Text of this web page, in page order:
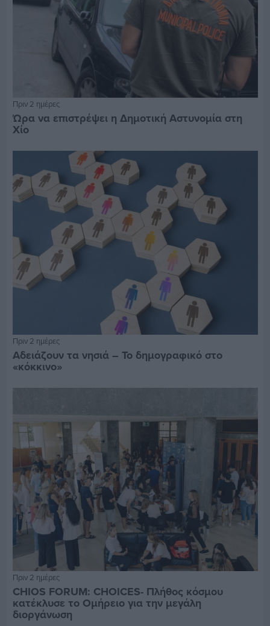
Πριν 2 ημέρες
Ώρα να επιστρέψει η Δημοτική Αστυνομία στη
Χίο
Πριν 2 ημέρες
Αδειάζουν τα νησιά – Το δημογραφικό στο
«κόκκινο»
Πριν 2 ημέρες
CHIOS FORUM: CHOICES- Πλήθος κόσμου
κατέκλυσε το Ομήρειο για την μεγάλη
διοργάνωση